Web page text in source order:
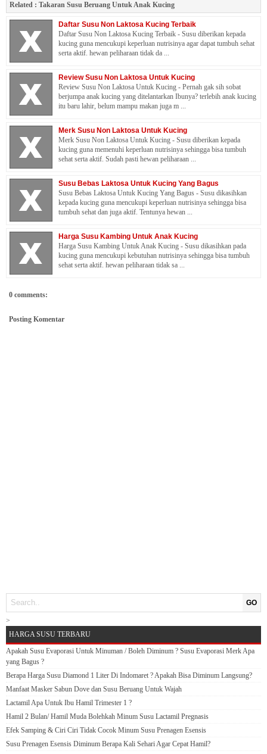
Related : Takaran Susu Beruang Untuk Anak Kucing
Daftar Susu Non Laktosa Kucing Terbaik
Daftar Susu Non Laktosa Kucing Terbaik - Susu diberikan kepada
kucing guna mencukupi keperluan nutrisinya agar dapat tumbuh sehat
serta aktif. hewan peliharaan tidak da ...
Review Susu Non Laktosa Untuk Kucing
Review Susu Non Laktosa Untuk Kucing - Pernah gak sih sobat
berjumpa anak kucing yang ditelantarkan Ibunya? terlebih anak kucing
itu baru lahir, belum mampu makan juga m ...
Merk Susu Non Laktosa Untuk Kucing
Merk Susu Non Laktosa Untuk Kucing - Susu diberikan kepada
kucing guna memenuhi keperluan nutrisinya sehingga bisa tumbuh
sehat serta aktif. Sudah pasti hewan peliharaan ...
Susu Bebas Laktosa Untuk Kucing Yang Bagus
Susu Bebas Laktosa Untuk Kucing Yang Bagus - Susu dikasihkan
kepada kucing guna mencukupi keperluan nutrisinya sehingga bisa
tumbuh sehat dan juga aktif. Tentunya hewan ...
Harga Susu Kambing Untuk Anak Kucing
Harga Susu Kambing Untuk Anak Kucing - Susu dikasihkan pada
kucing guna mencukupi kebutuhan nutrisinya sehingga bisa tumbuh
sehat serta aktif. hewan peliharaan tidak sa ...
0 comments:
Posting Komentar
GO
>
HARGA SUSU TERBARU
Apakah Susu Evaporasi Untuk Minuman / Boleh Diminum ? Susu Evaporasi Merk Apa
yang Bagus ?
Berapa Harga Susu Diamond 1 Liter Di Indomaret ? Apakah Bisa Diminum Langsung?
Manfaat Masker Sabun Dove dan Susu Beruang Untuk Wajah
Lactamil Apa Untuk Ibu Hamil Trimester 1 ?
Hamil 2 Bulan/ Hamil Muda Bolehkah Minum Susu Lactamil Pregnasis
Efek Samping & Ciri Ciri Tidak Cocok Minum Susu Prenagen Esensis
Susu Prenagen Esensis Diminum Berapa Kali Sehari Agar Cepat Hamil?